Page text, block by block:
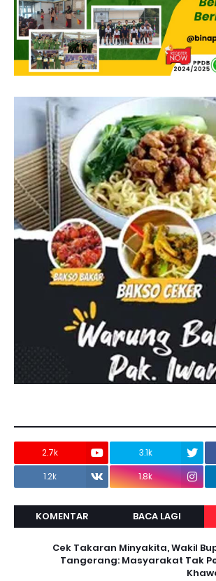
3.1k
2.7k
1.8k
1.2k
BACA LAGI
KOMENTAR
Cek Takaran Minyakita, Wakil
Tangerang: Masyarakat Tak